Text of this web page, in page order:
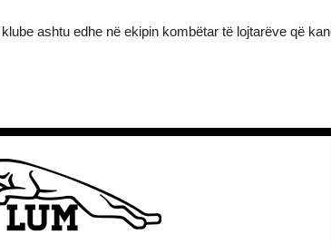
ashtu edhe në ekipin kombëtar të lojtarëve që